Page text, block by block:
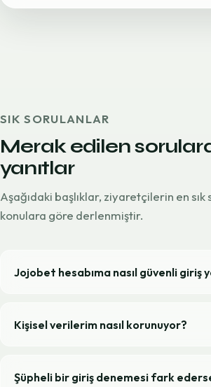
SIK SORULANLAR
Merak edilen
yanıtlar
Aşağıdaki başlıklar, ziyaretçilerin en sık
konulara göre derlenmiştir.
Jojobet hesabıma nasıl güvenli giriş
Kişisel verilerim nasıl korunuyor?
Şüpheli bir giriş denemesi fark